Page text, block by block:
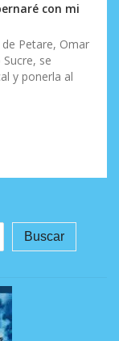
con mi
Petare, Omar
se
y ponerla al
Buscar